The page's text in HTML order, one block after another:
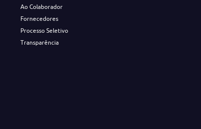
Ao Colaborador
Fornecedores
Processo Seletivo
Transparência